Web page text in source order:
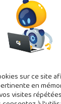
#4 : Toutes
sur ce site
en
visites